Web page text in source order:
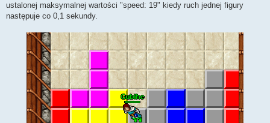
ustalonej maksymalnej wartości "speed: 19" kiedy ruch jednej figury
następuje co 0,1 sekundy.